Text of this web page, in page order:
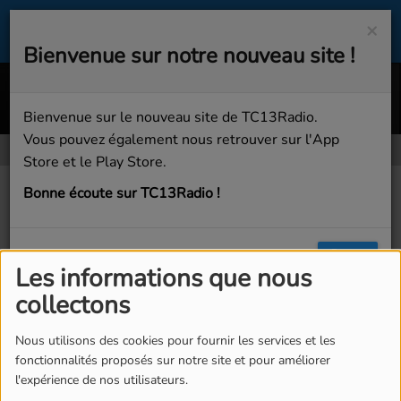
Les informations que nous
collectons
Nous utilisons des cookies pour fournir les services et les
fonctionnalités proposés sur notre site et pour améliorer
l'expérience de nos utilisateurs.
BEYONCÉ, SAINT JHN & WIZKID FEAT. BLUE IVY
Nom*
Email*
×
Bienvenue sur notre nouveau site !
Bienvenue sur le nouveau site de TC13Radio.
Vous pouvez également nous retrouver sur l'App
Store et le Play Store.
Bonne écoute sur TC13Radio !
Fermer